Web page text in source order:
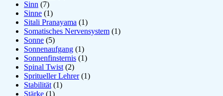
Sinn (7)
Sinne (1)
Sitali Pranayama (1)
Somatisches Nervensystem (1)
Sonne (5)
Sonnenaufgang (1)
Sonnenfinsternis (1)
Spinal Twist (2)
Spritueller Lehrer(1)
Stabilität (1)
Stärke (1)